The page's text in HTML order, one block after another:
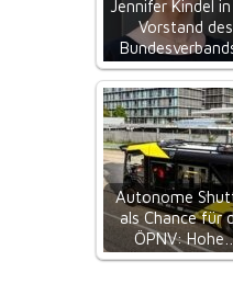
Jennifer Kindel
Vorstand des
Autonome
als Chance für
ÖPNV: